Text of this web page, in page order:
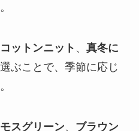
ットンニット 、 真冬に
ぶことで、季節に応じ
モスグリーン、 ブラウン